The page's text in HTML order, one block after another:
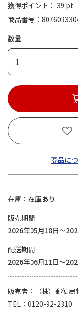
獲得ポイント： 39 pt
商品番号
数量
1
商品に
在庫
在庫あり
販売期間
2026年05月18日～
配送期間
2026年06月11日～
販売者
（株）郵便
TEL
0120-92-2310